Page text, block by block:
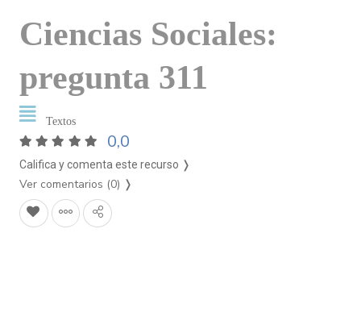
Ciencias Sociales:
pregunta 311
Textos
0,0
Califica y comenta este recurso ❭
Ver comentarios (0) ❭